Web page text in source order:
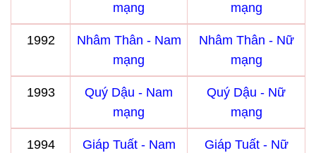
mạng
mạng
1992
Nhâm Thân - Nam
mạng
Nhâm Thân - Nữ
mạng
1993
Quý Dậu - Nam
mạng
Quý Dậu - Nữ
mạng
1994
Giáp Tuất - Nam
Giáp Tuất - Nữ